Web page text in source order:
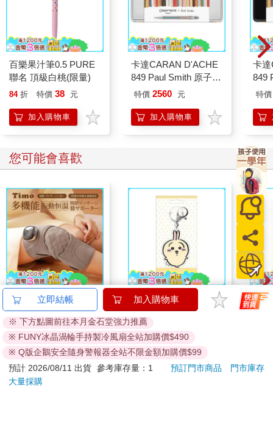
百樂果汁筆0.5 PURE
聯名 頂級白桃(限量)
84 折 特價 38 元
加入購物車
卡達CARAN D'ACHE
849 Paul Smith 原子筆
ED.5 條紋銀
特價 2560 元
加入購物車
卡
849
特價
您可能會喜歡
【Timo】多功能震動
恆溫關節按摩 (膝蓋/
肩/手肘通用) 無線充電
加熱護膝 智能震動護
膝熱敷 【單入組】
1290 特價 690 元
加入購物車
吉伊卡哇 亞克力鑰匙
圈-兔兔
95 折
加入購物車
【
換電
立即結帳 加入購物車
※ 下方點圖前往本月金石堂強力推薦
※ FUNY冰晶渦輪手持製冷風扇全站加購價$490
※ Q版企鵝安全隨身警報器全站不限金額加購價$99
預計 2026/08/11 出貨 參考庫存量：1 預訂門市商品
門市庫存
大量採購